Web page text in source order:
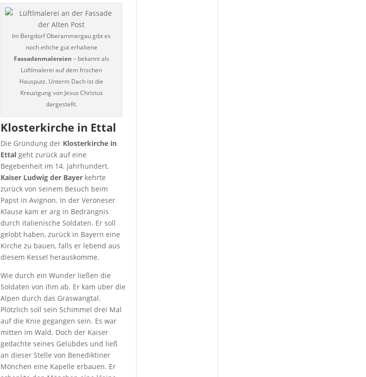
Im Bergdorf Oberammergau gibt es
noch etliche gut erhaltene
Fassadenmalereien – bekannt als
Lüftlmalerei auf dem frischen
Hausputz. Unterm Dach ist die
Kreuzigung von Jesus Christus
dargestellt.
Klosterkirche in Ettal
Die Gründung der Klosterkirche in
Ettal geht zurück auf eine
Begebenheit im 14. Jahrhundert.
Kaiser Ludwig der Bayer kehrte
zurück von seinem Besuch beim
Papst in Avignon. In der Veroneser
Klause kam er arg in Bedrängnis
durch italienische Soldaten. Er soll
gelobt haben, zurück in Bayern eine
Kirche zu bauen, falls er lebend aus
diesem Kessel herauskomme.
Wie durch ein Wunder ließen die
Soldaten von ihm ab. Er kam über die
Alpen durch das Graswangtal.
Plötzlich soll sein Schimmel drei Mal
auf die Knie gegangen sein. Es war
mitten im Wald. Doch der Kaiser
gedachte seines Gelübdes und ließ
an dieser Stelle von Benediktiner
Mönchen eine Kapelle erbauen. Er